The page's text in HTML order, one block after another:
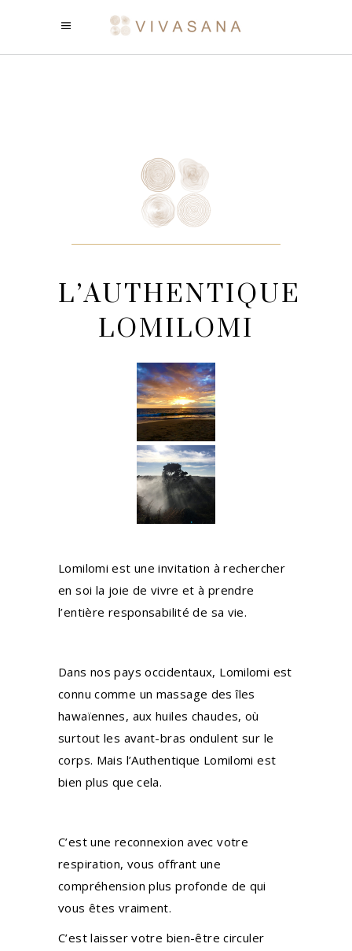
L’AUTHENTIQUE
LOMILOMI
Lomilomi est une invitation à rechercher
en soi la joie de vivre et à prendre
l’entière responsabilité de sa vie.
Dans nos pays occidentaux, Lomilomi est
connu comme un massage des îles
hawaïennes, aux huiles chaudes, où
surtout les avant-bras ondulent sur le
corps. Mais l’Authentique Lomilomi est
bien plus que cela.
C’est une reconnexion avec votre
respiration, vous offrant une
compréhension plus profonde de qui
vous êtes vraiment.
C’est laisser votre bien-être circuler